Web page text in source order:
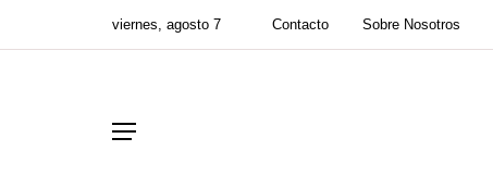
viernes, agosto 7 Contacto Sobre Nosotros